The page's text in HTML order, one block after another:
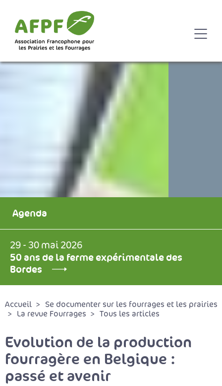
Agenda
29 - 30 mai 2026
50 ans de la ferme expérimentale des
Bordes
Accueil
Se documenter sur les fourrages et les prairies
La revue Fourrages
Tous les articles
Evolution de la production
fourragère en Belgique :
passé et avenir